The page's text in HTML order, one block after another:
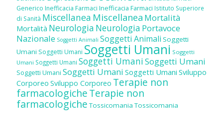
Generico Inefficacia Farmaci Inefficacia Farmaci Istituto Superiore
di Sanità Miscellanea Miscellanea Mortalità
Mortalità Neurologia Neurologia Portavoce
Nazionale Soggetti Animali Soggetti Animali Soggetti
Umani Soggetti Umani Soggetti Umani Soggetti
Umani Soggetti Umani Soggetti UmaniSoggetti Umani
Soggetti Umani Soggetti Umani Soggetti Umani Sviluppo
Corporeo Sviluppo Corporeo Terapie non
farmacologicheTerapie non
farmacologiche Tossicomania Tossicomania